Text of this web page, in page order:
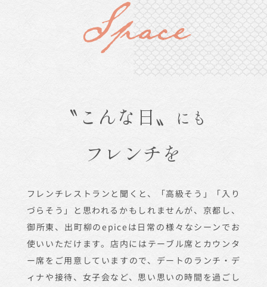
Space
離れという
プライベート空間
中庭を抜けた先には、 16名様までご利用いただける
広々とした完全個室がございます。 畳敷きになって
いますので、靴を脱いでゆったりとお寛ぎくださ
い。 接待・会食の他、両家顔合わせ、お食い初め、
還暦祝い、法事、 記念日・誕生日のランチ・ディナ
ーといった特別なシーンにもおすすめです。
〝こんな日〟 にも
フレンチを
フレンチレストランと聞くと、
「高級そう」「入り
づらそう」と 思われるかもしれませんが、 京都し、
御所東、出町柳のepiceは 日常の様々なシーンでお
使いいただけます。 店内にはテーブル席とカウンタ
ー席を ご用意していますので、デートのランチ・デ
ィナや接待、 女子会など、思い思いの時間を過ごし